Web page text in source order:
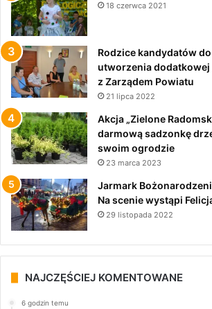
18 czerwca 2021
Rodzice kandydatów do
utworzenia dodatkowej
z Zarządem Powiatu
21 lipca 2022
Akcja „Zielone
darmową sadzonkę
swoim ogrodzie
23 marca 2023
Jarmark
Na scenie wystąpi
29 listopada 2022
NAJCZĘŚCIEJ KOMENTOWANE
6 godzin temu